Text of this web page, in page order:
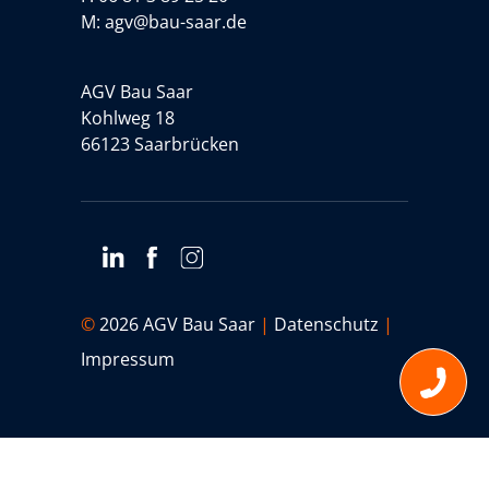
M: agv@bau-saar.de
AGV Bau Saar
Kohlweg 18
66123 Saarbrücken
©2026 AGV Bau Saar | Datenschutz |
Impressum